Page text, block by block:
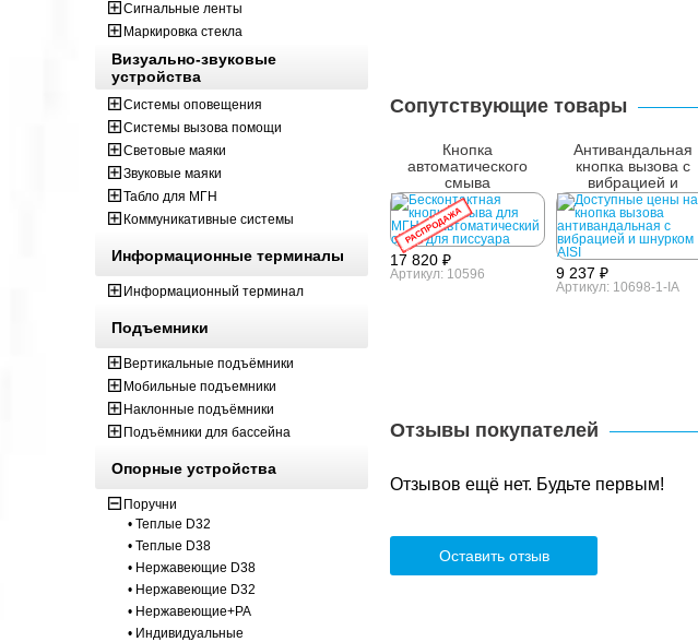
Сопутствующие товары
РАСПРОДАЖА
Кнопка
автоматического
смыва
17 820 ₽
Артикул: 10596
Антивандальная
кнопка вызова с
вибрацией и
шнурком AISI 304
9 237 ₽
Артикул: 10698-1-IA
Отзывы покупателей
Отзывов ещё нет. Будьте первым!
Оставить отзыв
Сигнальные ленты
Маркировка стекла
Визуально-звуковые
устройства
Системы оповещения
Системы вызова помощи
Световые маяки
Звуковые маяки
Табло для МГН
Коммуникативные системы
Информационные терминалы
Информационный терминал
Подъемники
Вертикальные подъёмники
Мобильные подъемники
Наклонные подъёмники
Подъёмники для бассейна
Опорные устройства
Поручни
• Теплые D32
• Теплые D38
• Нержавеющие D38
• Нержавеющие D32
• Нержавеющие+PA
• Индивидуальные